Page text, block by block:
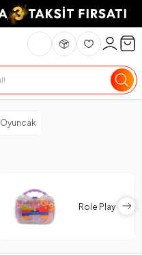
Oyuncak
Role Play